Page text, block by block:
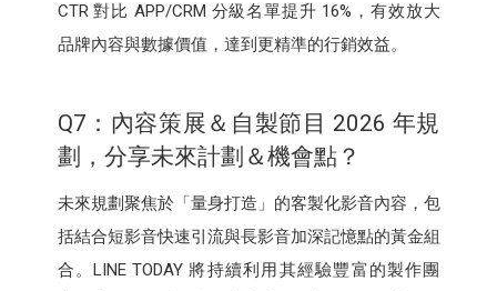
CTR 對比 APP/CRM 分級名單提升 16%，有效放大
品牌內容與數據價值，達到更精準的行銷效益。
Q7：內容策展＆自製節目 2026 年規
劃，分享未來計劃＆機會點？
未來規劃聚焦於「量身打造」的客製化影音內容，包
括結合短影音快速引流與長影音加深記憶點的黃金組
合。LINE TODAY 將持續利用其經驗豐富的製作團